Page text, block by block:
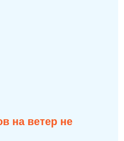
на ветер не